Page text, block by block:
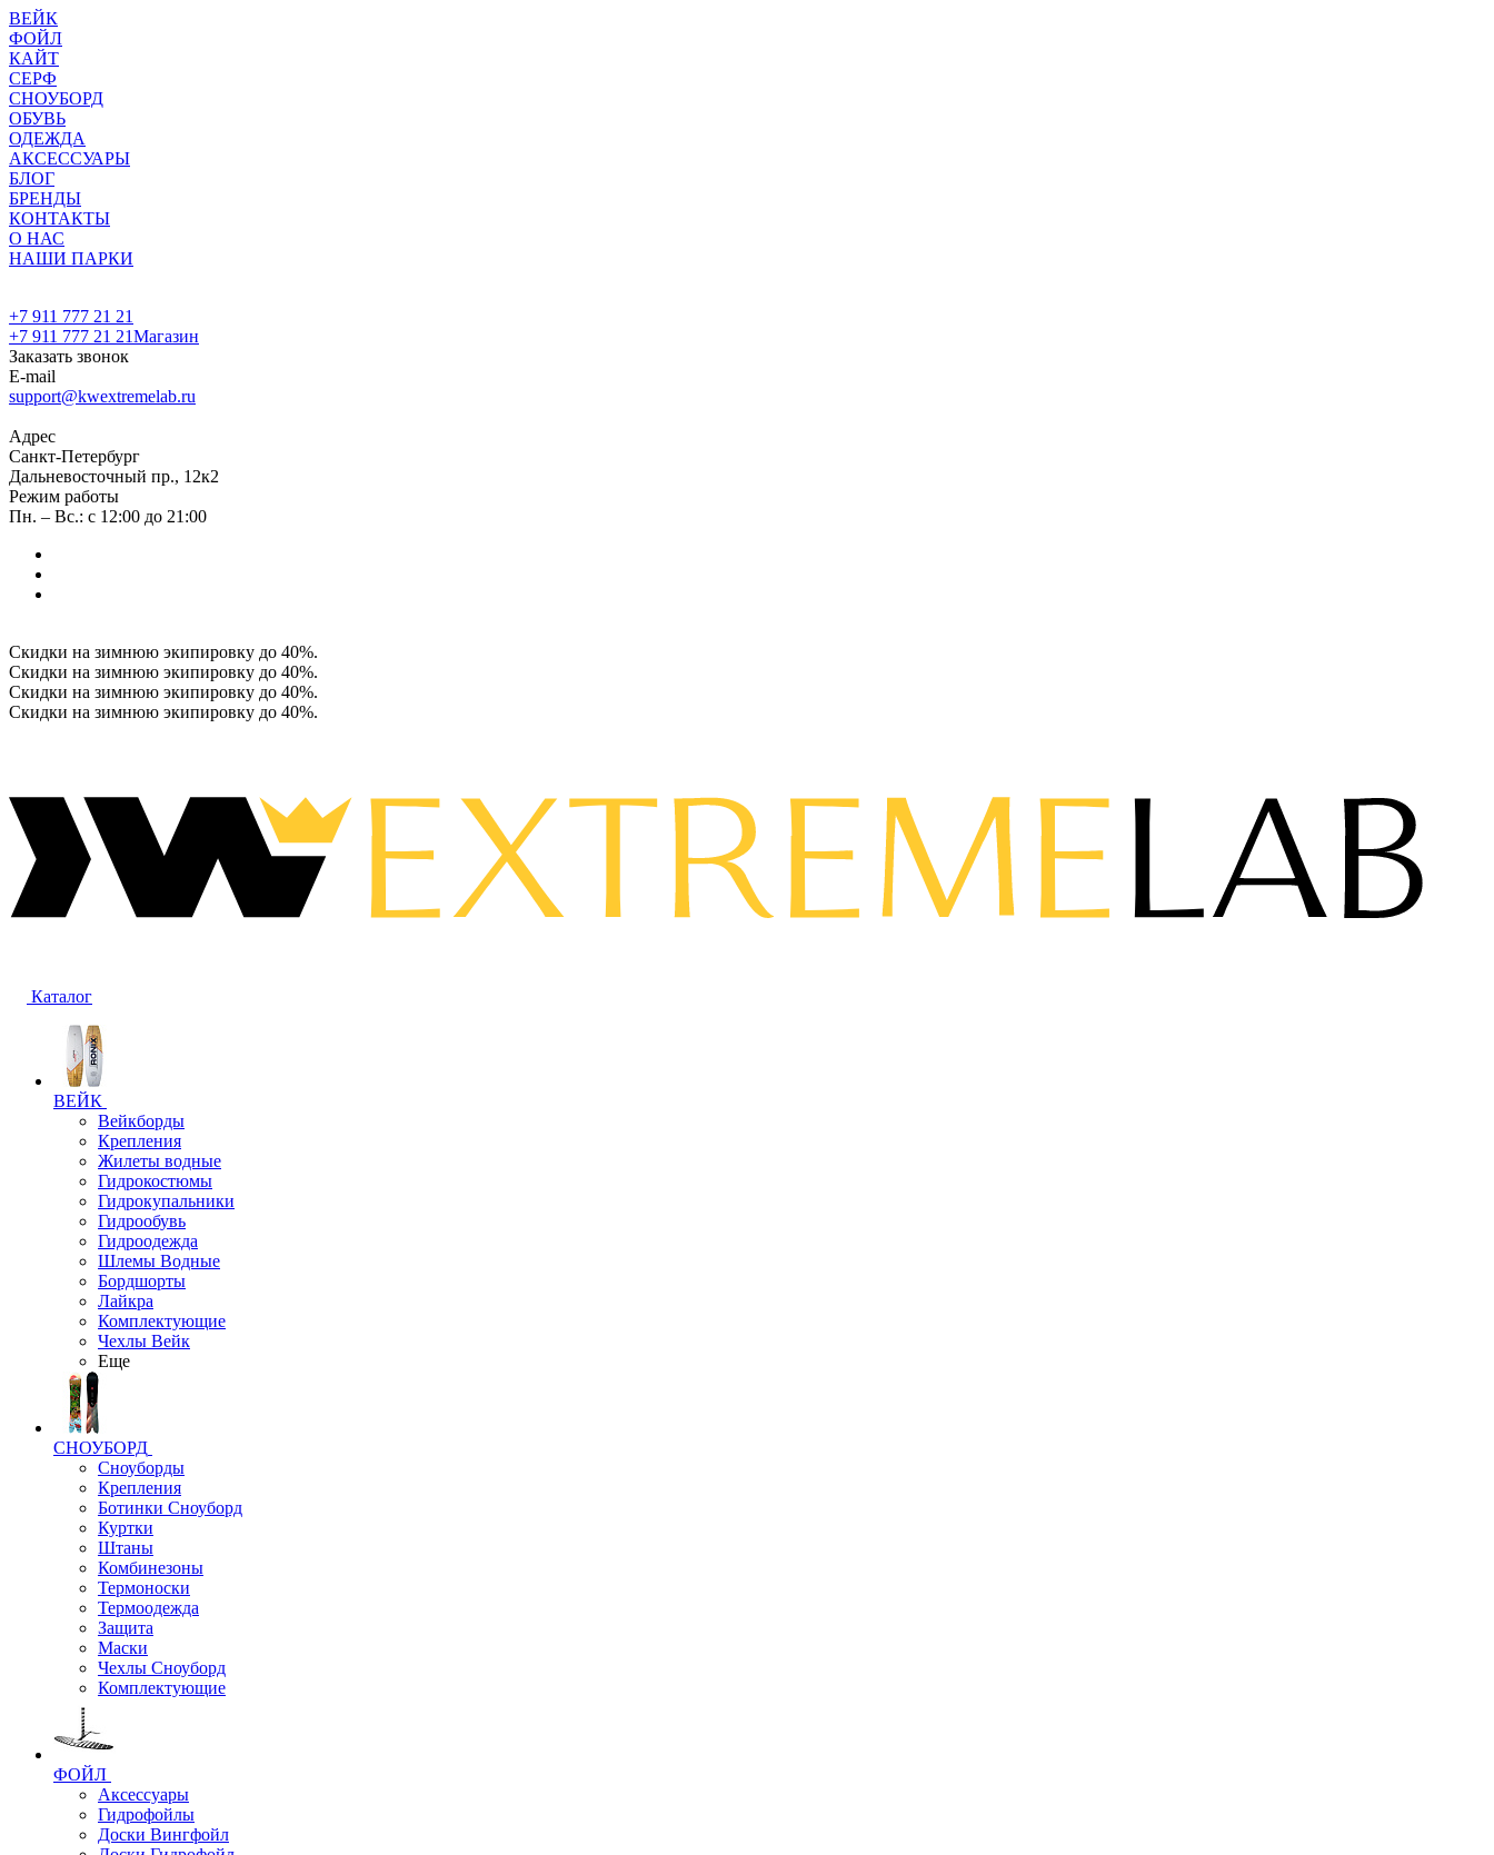
ВЕЙК
ФОЙЛ
КАЙТ
СЕРФ
СНОУБОРД
ОБУВЬ
ОДЕЖДА
АКСЕССУАРЫ
БЛОГ
БРЕНДЫ
КОНТАКТЫ
О НАС
НАШИ ПАРКИ
+7 911 777 21 21
+7 911 777 21 21Магазин
Заказать звонок
E-mail
support@kwextremelab.ru
Адрес
Санкт-Петербург
Дальневосточный пр., 12к2
Режим работы
Пн. – Вс.: с 12:00 до 21:00
Скидки на зимнюю экипировку до 40%.
Скидки на зимнюю экипировку до 40%.
Скидки на зимнюю экипировку до 40%.
Скидки на зимнюю экипировку до 40%.
Каталог
ВЕЙК
Вейкборды
Крепления
Жилеты водные
Гидрокостюмы
Гидрокупальники
Гидрообувь
Гидроодежда
Шлемы Водные
Бордшорты
Лайкра
Комплектующие
Чехлы Вейк
Еще
СНОУБОРД
Сноуборды
Крепления
Ботинки Сноуборд
Куртки
Штаны
Комбинезоны
Термоноски
Термоодежда
Защита
Маски
Чехлы Сноуборд
Комплектующие
ФОЙЛ
Аксессуары
Гидрофойлы
Доски Вингфойл